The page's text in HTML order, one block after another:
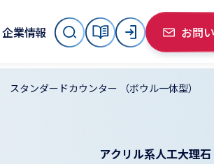
企業情報 お問
スタンダードカウンター （ボウル一体型）
アクリル系人工大理